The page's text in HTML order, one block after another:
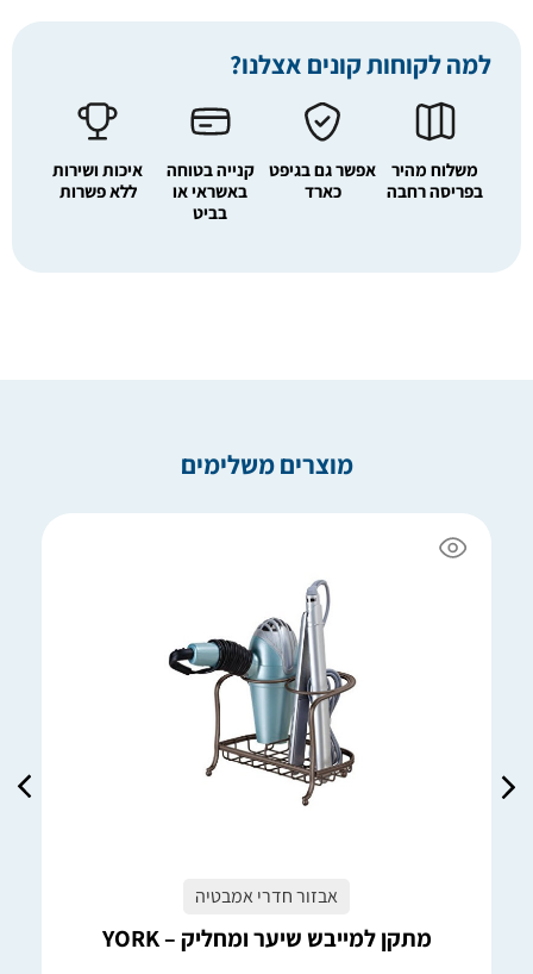
למה לקוחות קונים אצלנו?
משלוח מהיר
בפריסה רחבה
אפשר גם בגיפט
כארד
קנייה בטוחה
באשראי או
בביט
איכות ושירות
ללא פשרות
מוצרים משלימים
אבזור חדרי אמבטיה
מתקן למייבש שיער ומחליק – YORK